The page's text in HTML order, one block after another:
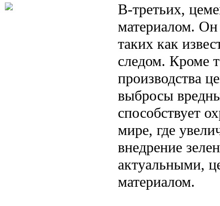
В-третьих,
материалом. Он
таких как
следом. Кроме
производства
выбросы
способствует
мире, где
внедрение
актуальными,
материалом.